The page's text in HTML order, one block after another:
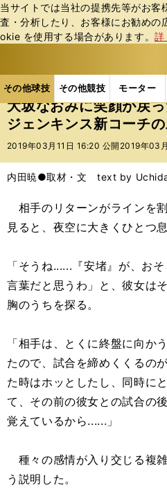
当サイトでは当社の提携先等がお客
査・分析したり、お客様にお勧めの
okie を使⽤する場合があります。詳
その他球技 その他競技 モーター
ス
ポ
ル
バ
その他球技の記事一覧
大坂なおみに笑顔が戻
ジェンキンス新コーチ
2019年03月11日 16:20 公開 2019年03
内田暁●取材・文 text by
相手のリターンがラインを
見ると、夜空に大きくひとつ
「そうね......『安堵』が、お
言葉だと思うわ」と、彼女は
胸のうちを探る。
「相手は、とくに終盤に向か
たので、試合を締めくくるの
た時はホッとしたし、同時に
て、その前の彼女との試合の
覚えているから......」
種々の感情が入り交じる複
う説明した。